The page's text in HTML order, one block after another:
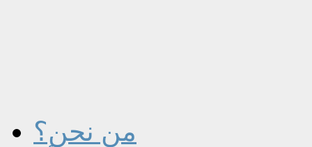
من نحن؟